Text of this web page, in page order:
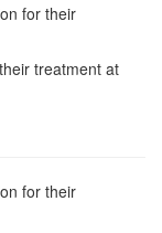
for their
treatment at
for their